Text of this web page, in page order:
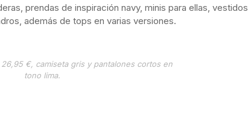
prendas de inspiración navy, minis para ellas, vestidos
además de tops en varias versiones.
€, camiseta gris y pantalones cortos en
tono lima.